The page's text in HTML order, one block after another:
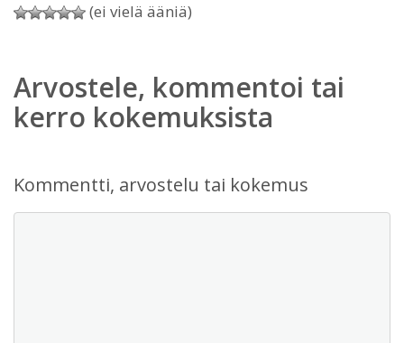
(ei vielä ääniä)
Arvostele, kommentoi tai
kerro kokemuksista
Kommentti, arvostelu tai kokemus